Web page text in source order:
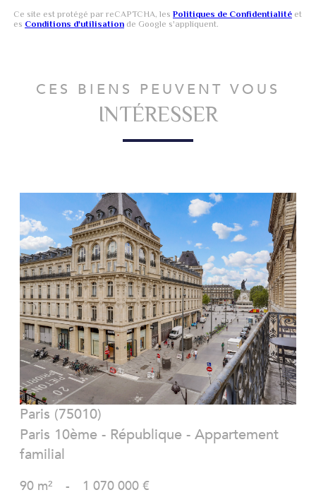
Ce site est protégé par reCAPTCHA, les Politiques de Confidentialité et
es Conditions d'utilisation de Google s'appliquent.
CES BIENS PEUVENT VOUS
INTÉRESSER
VOIR LE BIEN
Paris (75010)
Paris 10ème - République - Appartement
familial
90 m² - 1 070 000 €